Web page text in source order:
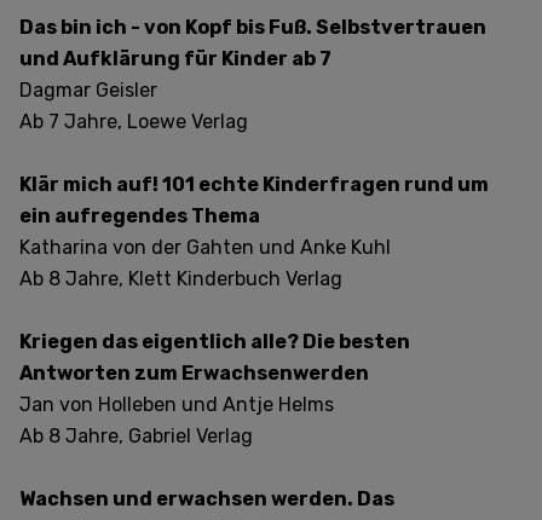
Das bin ich - von Kopf bis Fuß. Selbstvertrauen
und Aufklärung für Kinder ab 7
Dagmar Geisler
Ab 7 Jahre, Loewe Verlag
Klär mich auf! 101 echte Kinderfragen rund um
ein aufregendes Thema
Katharina von der Gahten und Anke Kuhl
Ab 8 Jahre, Klett Kinderbuch Verlag
Kriegen das eigentlich alle? Die besten
Antworten zum Erwachsenwerden
Jan von Holleben und Antje Helms
Ab 8 Jahre, Gabriel Verlag
Wachsen und erwachsen werden. Das